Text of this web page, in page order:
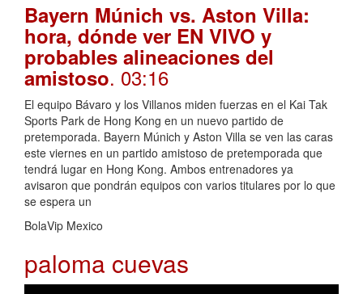
Bayern Múnich vs. Aston Villa:
hora, dónde ver EN VIVO y
probables alineaciones del
amistoso. 03:16
El equipo Bávaro y los Villanos miden fuerzas en el Kai Tak
Sports Park de Hong Kong en un nuevo partido de
pretemporada. Bayern Múnich y Aston Villa se ven las caras
este viernes en un partido amistoso de pretemporada que
tendrá lugar en Hong Kong. Ambos entrenadores ya
avisaron que pondrán equipos con varios titulares por lo que
se espera un
BolaVip Mexico
paloma cuevas